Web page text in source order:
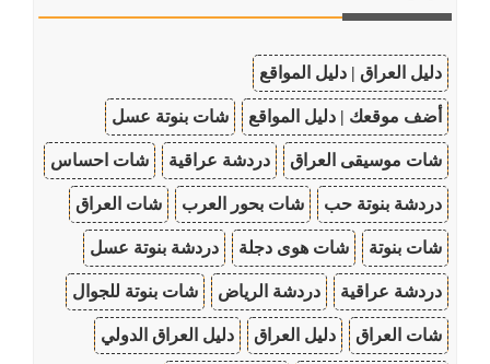
دليل العراق | دليل المواقع
أضف موقعك | دليل المواقع شات بنوتة عسل
شات موسيقى العراق دردشة عراقية شات احساس
دردشة بنوتة حب شات بحور العرب شات العراق
شات بنوتة شات هوى دجلة دردشة بنوتة عسل
دردشة عراقية دردشة الرياض شات بنوتة للجوال
شات العراق دليل العراق دليل العراق الدولي